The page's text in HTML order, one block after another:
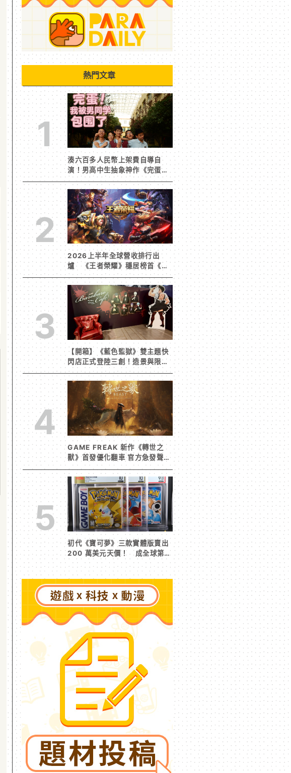
熱門文章
1
湊六百多人民幣上架費自導自
演！男高中生抽象神作《完蛋！
我被男同學包圍了》突然爆紅
2
2026上半年全球營收排行出
爐 《王者榮耀》穩居榜首《寒
霜啟示錄》緊追在後！
3
【開箱】《藍色監獄》雙主題快
閃店正式登陸三創！造景與限定
周邊搶先看
4
GAME FREAK 新作《轉世之
獸》首發優化翻車 官方急發聲明
承諾提供大量更新彌補
5
初代《寶可夢》三款實體版賣出
200 萬美元天價！ 成全球第二
高遊戲收藏交易